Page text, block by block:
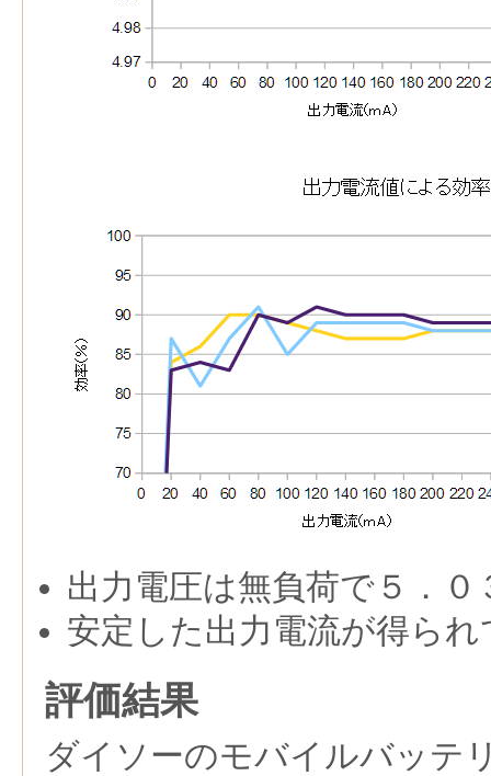
出力電圧は無負荷で５．
安定した出力電流が得られ
評価結果
ダイソーのモバイルバッテ